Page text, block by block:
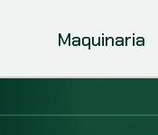
Maquinaria